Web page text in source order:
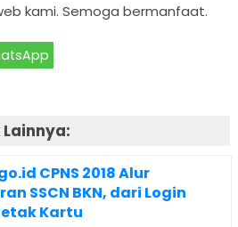
kami. Semoga bermanfaat.
CPNS 2018 Alur
SSCN BKN, dari Login
Kartu